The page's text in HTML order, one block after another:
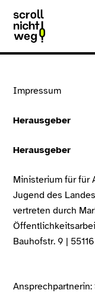
Impressum
Herausgeber
Herausgeber
Ministerium für für
Jugend des
vertreten durch
Bauhofstr. 9 |
Ansprechpartnerin: